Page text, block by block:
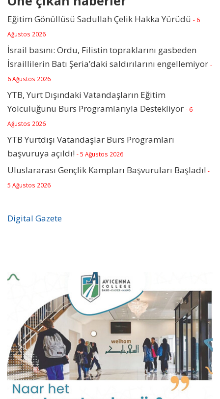
Eğitim Gönüllüsü Sadullah Çelik Hakka Yürüdü - 6
Ağustos 2026
İsrail basını: Ordu, Filistin topraklarını gasbeden
İsraillilerin Batı Şeria’daki saldırılarını engellemiyor -
6 Ağustos 2026
YTB, Yurt Dışındaki Vatandaşların Eğitim
Yolculuğunu Burs Programlarıyla Destekliyor - 6
Ağustos 2026
YTB Yurtdışı Vatandaşlar Burs Programları
başvuruya açıldı! - 5 Ağustos 2026
Uluslararası Gençlik Kampları Başvuruları Başladı! -
5 Ağustos 2026
Digital Gazete